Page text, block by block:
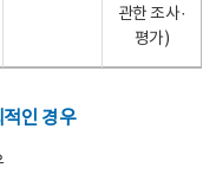
관한 조사·
평가)
인 경우